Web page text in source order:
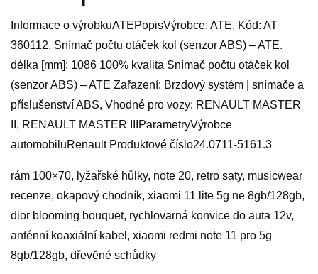
Informace o výrobkuATEPopisVýrobce: ATE, Kód: AT
360112, Snímač počtu otáček kol (senzor ABS) – ATE.
délka [mm]: 1086 100% kvalita Snímač počtu otáček kol
(senzor ABS) – ATE Zařazení: Brzdový systém | snímače a
příslušenství ABS, Vhodné pro vozy: RENAULT MASTER
II, RENAULT MASTER IIIParametryVýrobce
automobiluRenault Produktové číslo24.0711-5161.3
rám 100×70, lyžařské hůlky, note 20, retro saty, musicwear
recenze, okapový chodník, xiaomi 11 lite 5g ne 8gb/128gb,
dior blooming bouquet, rychlovarná konvice do auta 12v,
anténní koaxiální kabel, xiaomi redmi note 11 pro 5g
8gb/128gb, dřevěné schůdky